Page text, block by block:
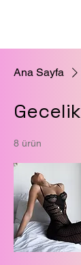
Ana Sayfa
Gecelik
8 ürün